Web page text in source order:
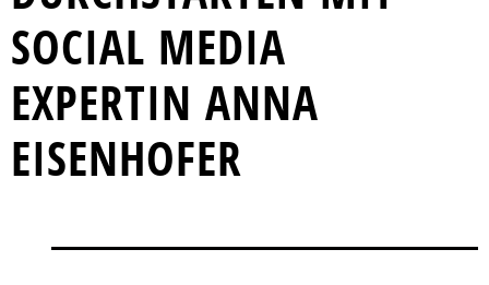
SOCIAL MEDIA
EXPERTIN ANNA
EISENHOFER